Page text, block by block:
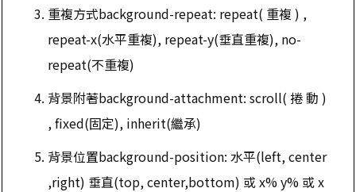
重複方式background-repeat: repeat( 重複 ) ,
repeat-x(水平重複), repeat-y(垂直重複), no-
repeat(不重複)
背景附著background-attachment: scroll( 捲 動 )
, fixed(固定), inherit(繼承)
背景位置background-position: 水平(left, center
,right) 垂直(top, center,bottom) 或 x% y% 或 x